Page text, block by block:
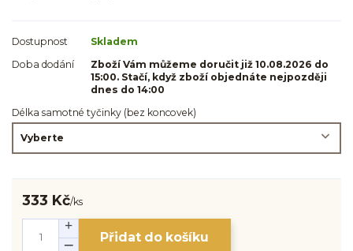
Dostupnost
Skladem
Doba dodání
Zboží Vám můžeme doručit již 10.08.2026 do
15:00. Stačí, když zboží objednáte nejpozději
dnes do 14:00
Délka samotné tyčinky (bez koncovek)
333 Kč/ks
Přidat do košíku